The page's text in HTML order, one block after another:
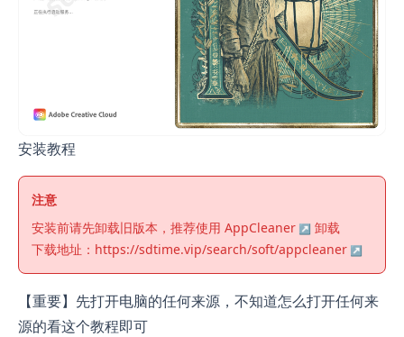
安装教程
注意
安装前请先卸载旧版本，推荐使用 AppCleaner
卸载
下载地址： https://sdtime.vip/search/soft/appcleaner
【重要】先打开电脑的任何来源，不知道怎么打开任何来
源的看这个教程即可